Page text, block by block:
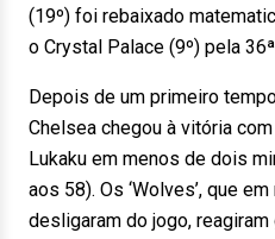
(19º) foi rebaixado
o Crystal Palace (9º) pela
Depois de um primeiro
Chelsea chegou à vitória
Lukaku em menos de dois
aos 58). Os ‘Wolves’, que
desligaram do jogo, reagiram